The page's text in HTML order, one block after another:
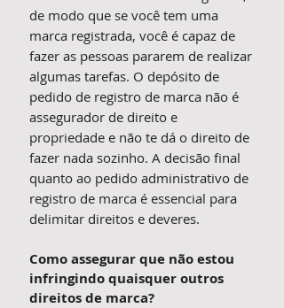
de modo que se você tem uma
marca registrada, você é capaz de
fazer as pessoas pararem de realizar
algumas tarefas. O depósito de
pedido de registro de marca não é
assegurador de direito e
propriedade e não te dá o direito de
fazer nada sozinho. A decisão final
quanto ao pedido administrativo de
registro de marca é essencial para
delimitar direitos e deveres.
Como assegurar que não estou
infringindo quaisquer outros
direitos de marca?